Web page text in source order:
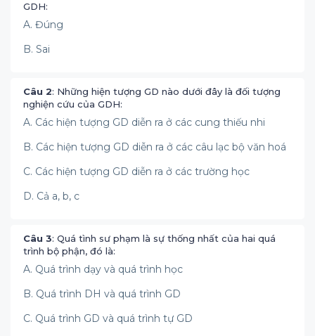
GDH:
A. Đúng
B. Sai
Câu 2: Những hiện tượng GD nào dưới đây là đối tượng
nghiện cứu của GDH:
A. Các hiện tượng GD diễn ra ở các cung thiếu nhi
B. Các hiện tượng GD diễn ra ở các câu lạc bộ văn hoá
C. Các hiện tượng GD diễn ra ở các trường học
D. Cả a, b, c
Câu 3: Quá tình sư phạm là sự thống nhất của hai quá
trình bộ phận, đó là:
A. Quá trình dạy và quá trình học
B. Quá trình DH và quá trình GD
C. Quá trình GD và quá trình tự GD